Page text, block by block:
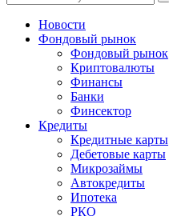
Новости
Фондовый рынок
Фондовый рынок
Криптовалюты
Финансы
Банки
Финсектор
Кредиты
Кредитные карты
Дебетовые карты
Микрозаймы
Автокредиты
Ипотека
РКО